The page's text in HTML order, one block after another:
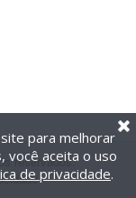
reservados.
para melhorar
você aceita o uso
de privacidade.